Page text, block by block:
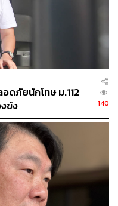
ดภัยนักโทษ ม.112
ขัง
140